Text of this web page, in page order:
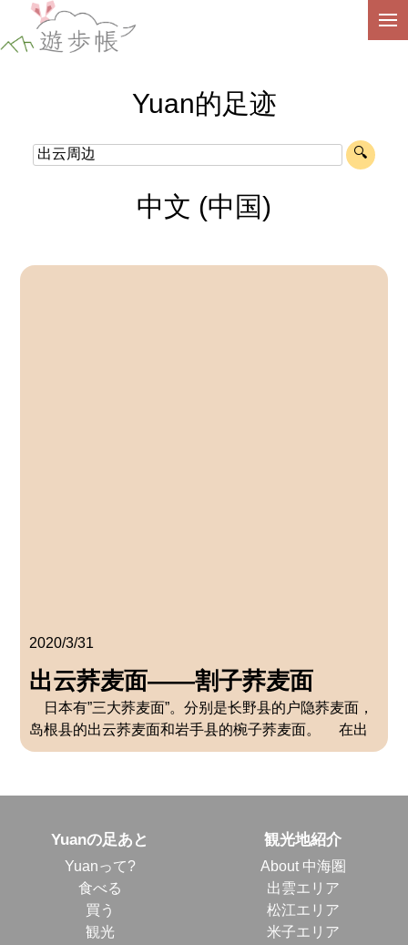
Yuan的足迹
中文 (中国)
2020/3/31
出云荞麦面——割子荞麦面
日本有”三大荞麦面”。分别是长野县的户隐荞麦面，
岛根县的出云荞麦面和岩手县的椀子荞麦面。 在出
云地区，出云荞麦面应该是无人不知无人不晓。和一
高，面香也更浓郁。 出云荞麦面 […]
Yuanの足あと
Yuanって?
食べる
買う
観光
観光地紹介
About 中海圏
出雲エリア
松江エリア
米子エリア